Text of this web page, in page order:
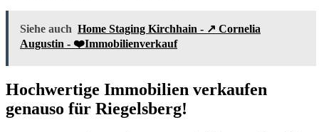
Siehe auch Home Staging Kirchhain - ↗️ Cornelia
Augustin - ❤️Immobilienverkauf
Hochwertige Immobilien verkaufen
genauso für Riegelsberg!